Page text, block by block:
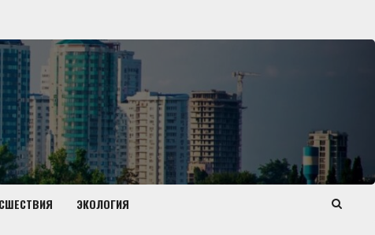
ЭКОЛОГИЯ